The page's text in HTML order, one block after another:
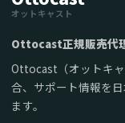
オットキャスト
Ottocast正規販売代
Ottocast（オットキ
合、サポート情報を
ます。